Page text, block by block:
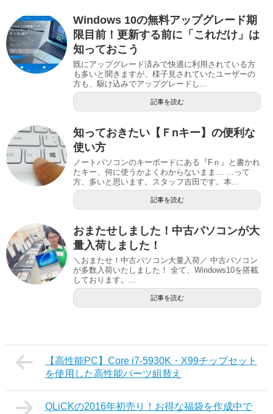
Windows 10の無料アップグレード期
限目前！更新する前に「これだけ」は
知っておこう
既にアップグレード済みで快適に利用されている方
も多いと聞きますが、様子見されていたユーザーの
方も、駆け込みでアップグレードし...
記事を読む
知っておきたい【Ｆnキー】の便利な
使い方
ノートパソコンのキーボードにある『Fｎ』と書かれ
たキー、何に使うかよくわからないまま… …って
方、多いと思います。スタッフ吉田です。本...
記事を読む
おまたせしました！中古パソコンが大
量入荷しました！
＼おまたせ！中古パソコン大量入荷／ 中古パソコン
が多数入荷いたしました！ 全て、Windows10を搭載
しております。...
記事を読む
【高性能PC】Core i7-5930K・X99チップセット
を使用した高性能パーツ組替え
QLiCKの2016年初売り！お得な福袋を作成中で